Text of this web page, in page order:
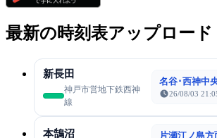
最新の時刻表アップロード
新長田
神戸市営地下鉄西神
線
名谷･西神中
26/08/03
本鵠沼 片瀬江ノ島方